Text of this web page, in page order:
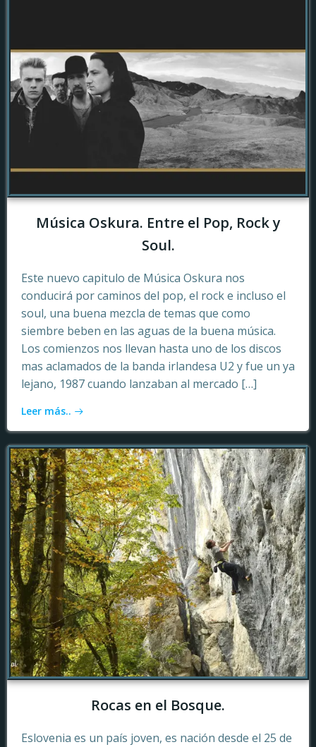
Música Oskura. Entre el Pop, Rock y
Soul.
Este nuevo capitulo de Música Oskura nos
conducirá por caminos del pop, el rock e incluso el
soul, una buena mezcla de temas que como
siembre beben en las aguas de la buena música.
Los comienzos nos llevan hasta uno de los discos
mas aclamados de la banda irlandesa U2 y fue un ya
lejano, 1987 cuando lanzaban al mercado […]
Leer más..
Rocas en el Bosque.
Eslovenia es un país joven, es nación desde el 25 de